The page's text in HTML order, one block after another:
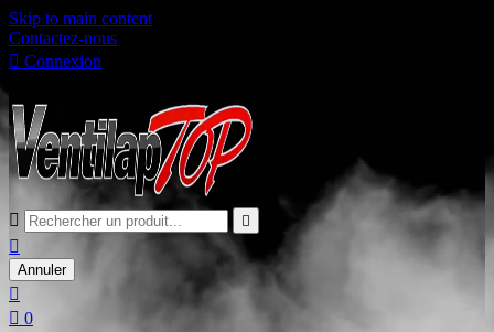
Skip to main content
Contactez-nous
 Connexion
 

Annuler

 0